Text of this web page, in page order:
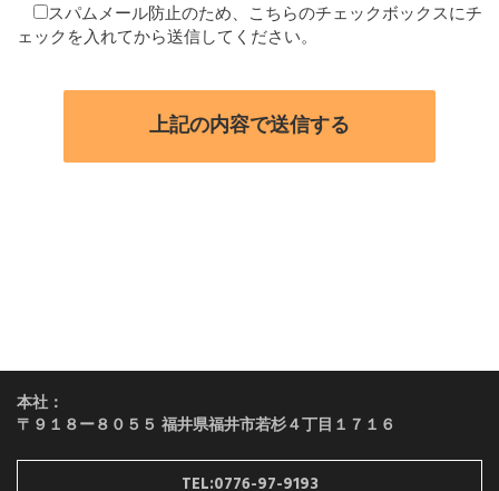
スパムメール防止のため、こちらのチェックボックスにチ
ェックを入れてから送信してください。
本社：
〒９１８ー８０５５ 福井県福井市若杉４丁目１７１６
TEL:0776-97-9193